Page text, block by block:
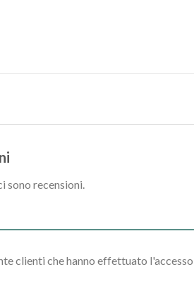
sono recensioni.
clienti che hanno effettuato